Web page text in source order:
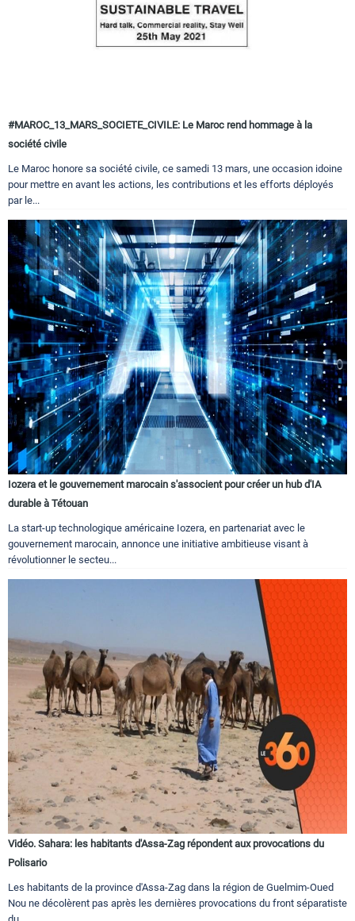
#MAROC_13_MARS_SOCIETE_CIVILE: Le Maroc rend hommage à la
société civile
Le Maroc honore sa société civile, ce samedi 13 mars, une occasion idoine
pour mettre en avant les actions, les contributions et les efforts déployés
par le...
Iozera et le gouvernement marocain s'associent pour créer un hub d'IA
durable à Tétouan
La start-up technologique américaine Iozera, en partenariat avec le
gouvernement marocain, annonce une initiative ambitieuse visant à
révolutionner le secteu...
Vidéo. Sahara: les habitants d'Assa-Zag répondent aux provocations du
Polisario
Les habitants de la province d'Assa-Zag dans la région de Guelmim-Oued
Nou ne décolèrent pas après les dernières provocations du front séparatiste